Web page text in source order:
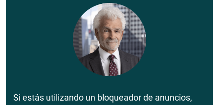
Si estás utilizando un bloqueador de anuncios,